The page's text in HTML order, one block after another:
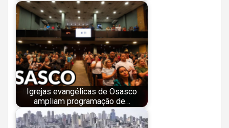
Igrejas evangélicas de Osasco
ampliam programação de…